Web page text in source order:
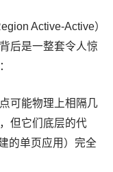
Active-Active）
后是一整套令人惊
可能物理上相隔几
但它们底层的代
的单页应用）完全